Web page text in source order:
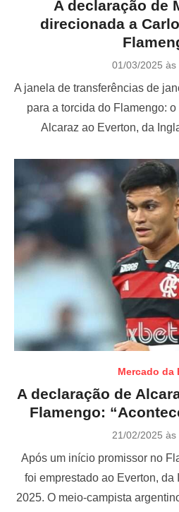
A declaração de
direcionada a
P
s
e
d
01/03/2025 às
A janela de transferências de
para a torcida do Flamengo:
Alcaraz ao Everton, da
Mercado da
A declaração de
Flamengo:
P
s
e
d
21/02/2025 às
Após um início promissor no
foi emprestado ao Everton, da
2025. O meio-campista